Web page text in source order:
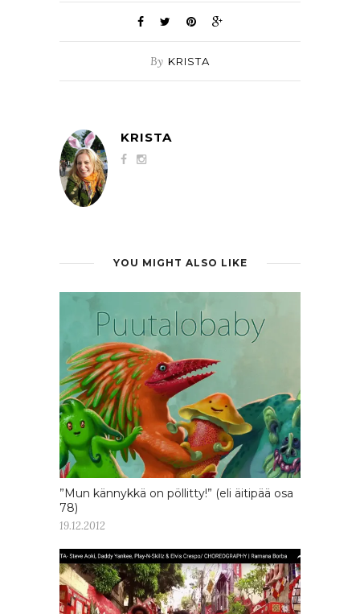
By KRISTA
KRISTA
YOU MIGHT ALSO LIKE
”Mun kännykkä on pöllitty!” (eli äitipää osa
78)
19.12.2012